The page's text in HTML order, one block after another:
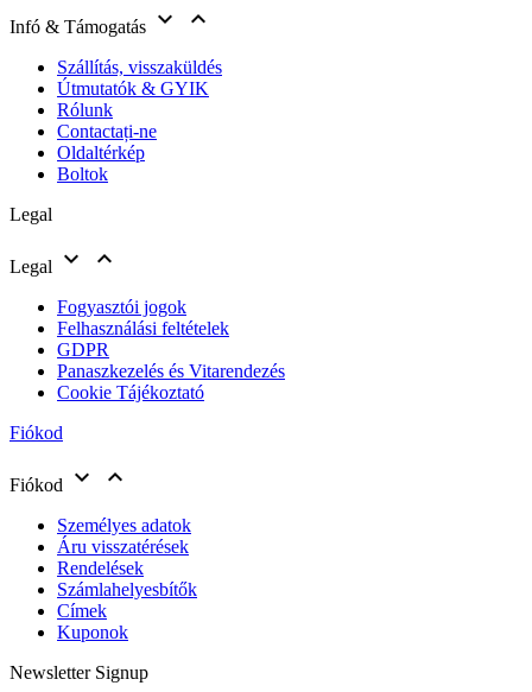
Infó & Támogatás  
Szállítás, visszaküldés
Útmutatók & GYIK
Rólunk
Contactați-ne
Oldaltérkép
Boltok
Legal
Legal  
Fogyasztói jogok
Felhasználási feltételek
GDPR
Panaszkezelés és Vitarendezés
Cookie Tájékoztató
Fiókod
Fiókod  
Személyes adatok
Áru visszatérések
Rendelések
Számlahelyesbítők
Címek
Kuponok
Newsletter Signup